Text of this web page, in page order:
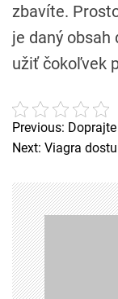
zbavíte.
je daný obsah
užiť čokoľvek
N
v
i
g
a
Previous:
Next: Viagra